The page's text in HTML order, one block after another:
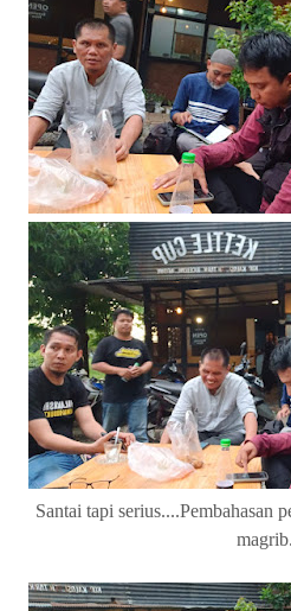
Santai tapi serius....Pembahasan
magrib.